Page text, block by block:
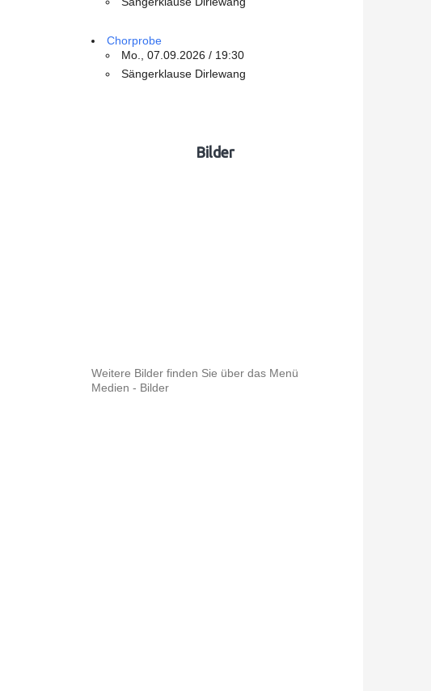
Chorprobe
Mo., 07.09.2026 / 19:30
Sängerklause Dirlewang
Bilder
Weitere Bilder finden Sie über das Menü
Medien - Bilder